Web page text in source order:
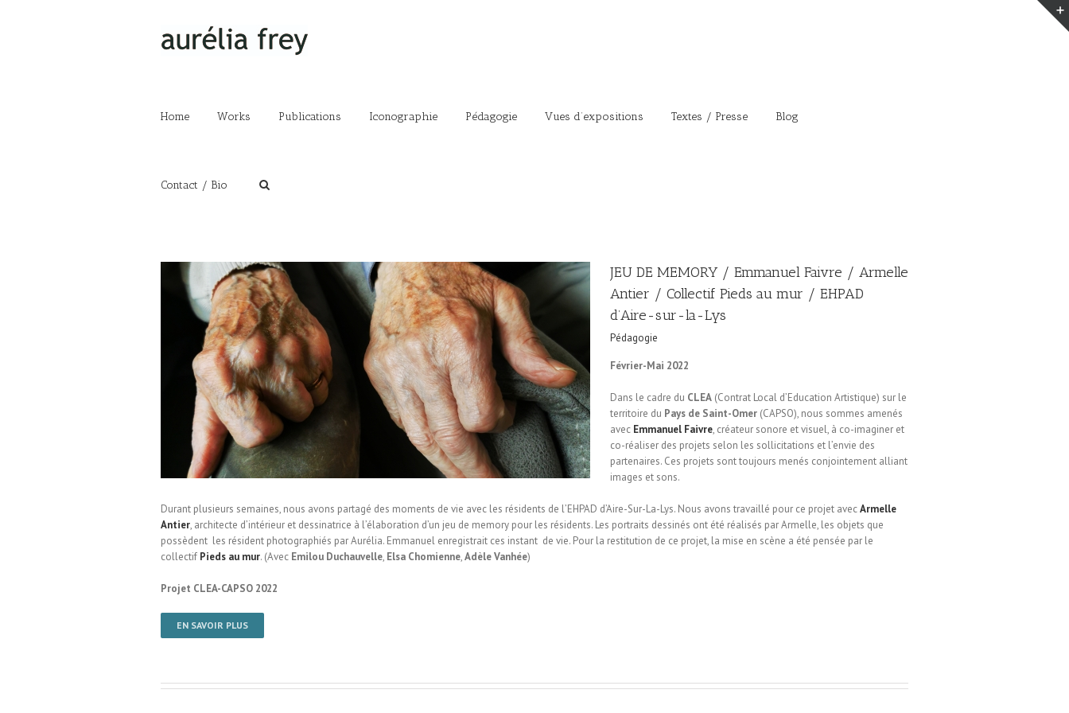
Home Works Publications Iconographie Pédagogie Vues d’expositions Textes / Presse Blog
Contact / Bio
JEU DE MEMORY / Emmanuel Faivre / Armelle
Antier / Collectif Pieds au mur / EHPAD
d’Aire-sur-la-Lys
Pédagogie
Février-Mai 2022
Dans le cadre du CLEA (Contrat Local d’Education Artistique) sur le
territoire du Pays de Saint-Omer (CAPSO), nous sommes amenés
avec Emmanuel Faivre, créateur sonore et visuel, à co-imaginer et
co-réaliser des projets selon les sollicitations et l’envie des
partenaires. Ces projets sont toujours menés conjointement alliant
images et sons.
Durant plusieurs semaines, nous avons partagé des moments de vie avec les résidents de l’EHPAD d’Aire-Sur-La-Lys. Nous avons travaillé pour ce projet avecArmelle
Antier, architecte d’intérieur et dessinatrice à l’élaboration d’un jeu de memory pour les résidents. Les portraits dessinés ont été réalisés par Armelle, les objets que
possèdent les résident photographiés par Aurélia. Emmanuel enregistrait ces instant de vie. Pour la restitution de ce projet, la mise en scène a été pensée par le
collectif Pieds au mur. (Avec Emilou Duchauvelle, Elsa Chomienne,Adèle Vanhée)
Projet CLEA-CAPSO 2022
EN SAVOIR PLUS